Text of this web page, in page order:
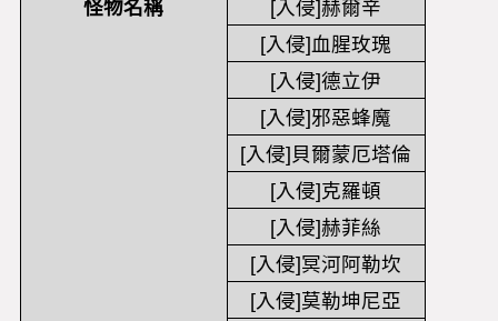
怪物名稱
[入侵]赫爾辛
[入侵]血腥玫瑰
[入侵]德立伊
[入侵]邪惡蜂魔
[入侵]貝爾蒙厄塔倫
[入侵]克羅頓
[入侵]赫菲絲
[入侵]冥河阿勒坎
[入侵]莫勒坤尼亞